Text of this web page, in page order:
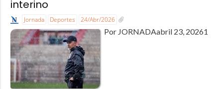
interino
Jornada Deportes 24/Abr/2026
Por JORNADAabril 23, 20261